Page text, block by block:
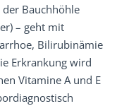
Bauchhöhle
– geht mit
Bilirubinämie
Erkrankung wird
Vitamine A und E